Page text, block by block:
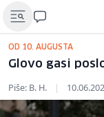
OD 10. AUGUSTA
Glovo gasi
Piše: B. H. |